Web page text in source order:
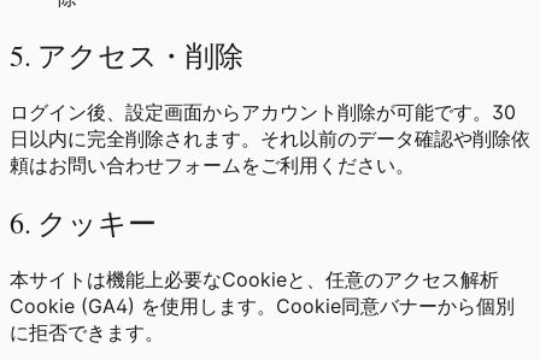
5. アクセス・削除
ログイン後、設定画面からアカウント削除が可能です。30
日以内に完全削除されます。それ以前のデータ確認や削除依
頼はお問い合わせフォームをご利用ください。
6. クッキー
本サイトは機能上必要なCookieと、任意のアクセス解析
Cookie (GA4) を使用します。Cookie同意バナーから個別
に拒否できます。